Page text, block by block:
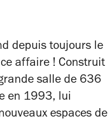
depuis toujours le
affaire ! Construit
salle de 636
en 1993, lui
espaces de